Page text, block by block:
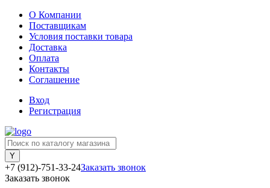
О Компании
Поставщикам
Условия поставки товара
Доставка
Оплата
Контакты
Соглашение
Вход
Регистрация
+7 (912)-751-33-24Заказать звонок
Заказать звонок